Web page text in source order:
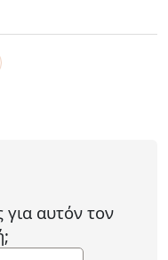
για αυτόν τον